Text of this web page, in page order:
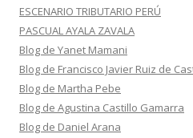
ESCENARIO TRIBUTARIO PERÚ
PASCUAL AYALA ZAVALA
Blog de Yanet Mamani
Blog de Francisco Javier Ruiz de
Blog de Martha Pebe
Blog de Agustina Castillo Gamarra
Blog de Daniel Arana